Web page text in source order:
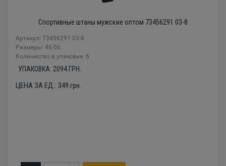
Спортивные штаны мужские оптом 73456291 03-8
Артикул: 73456291 03-8
Размеры: 46-56
Количество в упаковке: 6
УПАКОВКА: 2094 ГРН.
ЦЕНА ЗА ЕД.: 349 грн.